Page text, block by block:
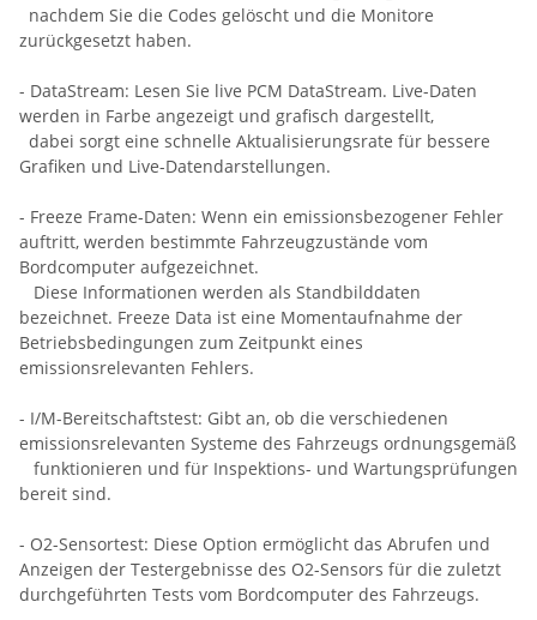
nachdem Sie die Codes gelöscht und die Monitore
zurückgesetzt haben.
- DataStream: Lesen Sie live PCM DataStream. Live-Daten
werden in Farbe angezeigt und grafisch dargestellt,
dabei sorgt eine schnelle Aktualisierungsrate für bessere
Grafiken und Live-Datendarstellungen.
- Freeze Frame-Daten: Wenn ein emissionsbezogener Fehler
auftritt, werden bestimmte Fahrzeugzustände vom
Bordcomputer aufgezeichnet.
Diese Informationen werden als Standbilddaten
bezeichnet. Freeze Data ist eine Momentaufnahme der
Betriebsbedingungen zum Zeitpunkt eines
emissionsrelevanten Fehlers.
- I/M-Bereitschaftstest: Gibt an, ob die verschiedenen
emissionsrelevanten Systeme des Fahrzeugs ordnungsgemäß
funktionieren und für Inspektions- und Wartungsprüfungen
bereit sind.
- O2-Sensortest: Diese Option ermöglicht das Abrufen und
Anzeigen der Testergebnisse des O2-Sensors für die zuletzt
durchgeführten Tests vom Bordcomputer des Fahrzeugs.